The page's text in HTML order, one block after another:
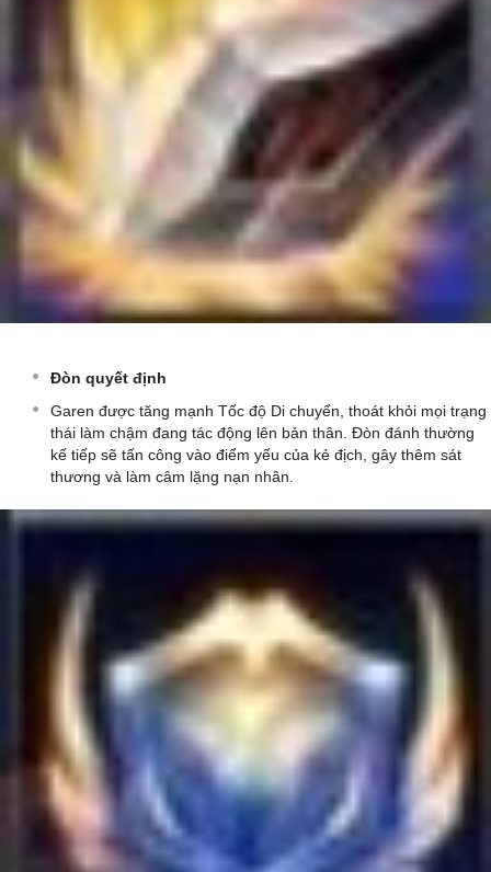
Đòn quyết định
Garen được tăng mạnh Tốc độ Di chuyển, thoát khỏi mọi trạng
thái làm chậm đang tác động lên bản thân. Đòn đánh thường
kế tiếp sẽ tấn công vào điểm yếu của kẻ địch, gây thêm sát
thương và làm câm lặng nạn nhân.